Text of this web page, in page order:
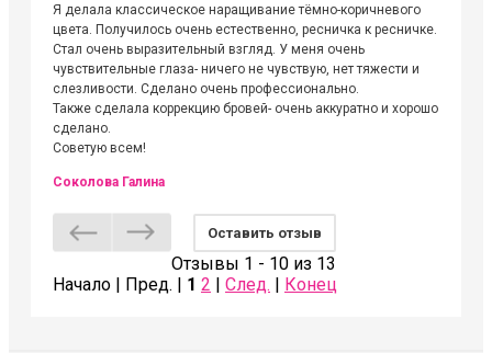
Я делала классическое наращивание тёмно-коричневого
цвета. Получилось очень естественно, ресничка к ресничке.
Стал очень выразительный взгляд. У меня очень
чувствительные глаза- ничего не чувствую, нет тяжести и
слезливости. Сделано очень профессионально.
Также сделала коррекцию бровей- очень аккуратно и хорошо
сделано.
Советую всем!
Соколова Галина
Оставить отзыв
Отзывы 1 - 10 из 13
Начало | Пред. | 1 2 | След. | Конец